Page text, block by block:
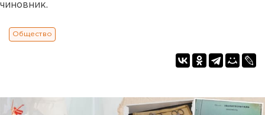
чиновник.
Общество